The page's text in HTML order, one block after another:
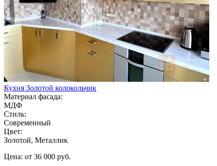
Кухня Золотой колокольчик
Материал фасада:
МДФ
Стиль:
Современный
Цвет:
Золотой, Металлик
Цена: от 36 000 руб.